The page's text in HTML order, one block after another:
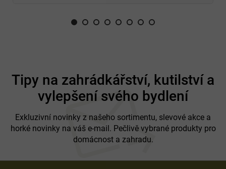
Tipy na zahrádkářství, kutilství a
vylepšení svého bydlení
Exkluzivní novinky z našeho sortimentu, slevové akce a
horké novinky na váš e-mail. Pečlivě vybrané produkty pro
domácnost a zahradu.